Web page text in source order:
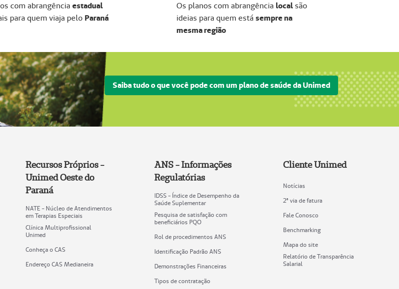
com abrangênciaestadual
para quem viaja pelo Paraná
Os planos com abrangência localsão
ideias para quem está sempre na
mesma região
Saiba tudo o que você pode com um plano de saúde da Unimed
Recursos Próprios -
Unimed Oeste do
Paraná
NATE - Núcleo de Atendimentos
em Terapias Especiais
Clínica Multiprofissional
Unimed
Conheça o CAS
Endereço CAS Medianeira
ANS - Informações
Regulatórias
IDSS - Índice de Desempenho da
Saúde Suplementar
Pesquisa de satisfação com
beneficiários PQO
Rol de procedimentos ANS
Identificação Padrão ANS
Demonstrações Financeiras
Tipos de contratação
Cliente Unimed
Notícias
2ª via de fatura
Fale Conosco
Benchmarking
Mapa do site
Relatório de Transparência
Salarial